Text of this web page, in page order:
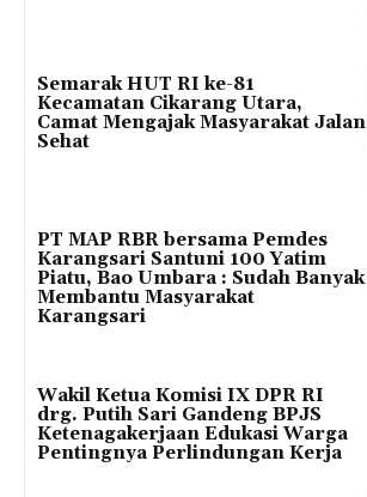
Semarak HUT RI ke-81
Kecamatan Cikarang Utara,
Camat Mengajak Masyarakat Jalan
Sehat
PT MAP RBR bersama Pemdes
Karangsari Santuni 100 Yatim
Piatu, Bao Umbara : Sudah Banyak
Membantu Masyarakat
Karangsari
Wakil Ketua Komisi IX DPR RI
drg. Putih Sari Gandeng BPJS
Ketenagakerjaan Edukasi Warga
Pentingnya Perlindungan Kerja